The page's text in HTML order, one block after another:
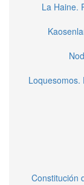
La Haine.
Loquesomos.
Constitución